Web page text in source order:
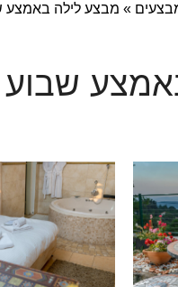
» מבצע לילה באמצע
שבוע